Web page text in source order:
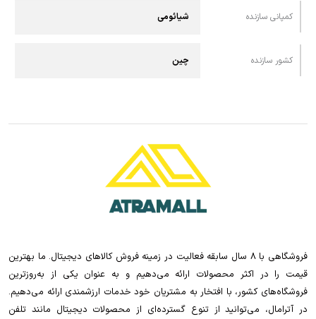
کمپانی سازنده شیائومی
کشور سازنده چین
فروشگاهی با 8 سال سابقه فعالیت در زمینه فروش کالاهای دیجیتال. ما بهترین
قیمت را در اکثر محصولات ارائه می‌دهیم و به عنوان یکی از به‌روزترین
فروشگاه‌های کشور، با افتخار به مشتریان خود خدمات ارزشمندی ارائه می‌دهیم.
در آترامال، می‌توانید از تنوع گسترده‌ای از محصولات دیجیتال مانند تلفن